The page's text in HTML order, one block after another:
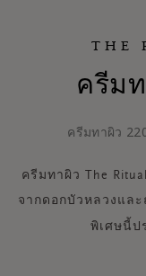
THE
ครีม
ครีมทาผิว
ครีมทาผิว The
จากดอกบัวหลวงแล
พิเศษนี้ป